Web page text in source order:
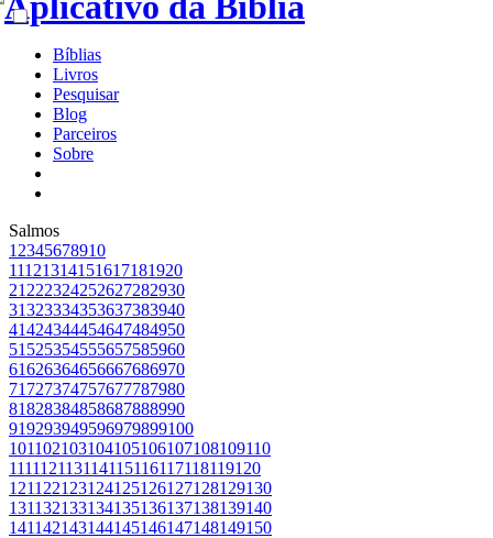
Bíblias
Livros
Pesquisar
Blog
Parceiros
Sobre
Salmos
1 2345678910
11121314151617181920
21 222324252627282930
31323334353637383940
41424344454647484950
51 525354555657585960
61626364656667686970
71 727374757677787980
81828384858687888990
919293949596979899100
101102103104105106107108109110
111112113114115116117118119120
121122123124125126127128129130
131132133134135136137138139140
141142143144145146147148149150